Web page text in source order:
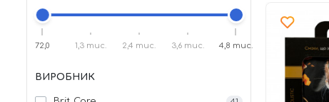
72,0 1,3 тис. 2,4 тис. 3,6 тис. 4,8 тис.
ВИРОБНИК